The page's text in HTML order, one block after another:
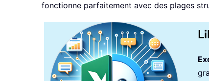
fonctionne parfaitement avec des plages